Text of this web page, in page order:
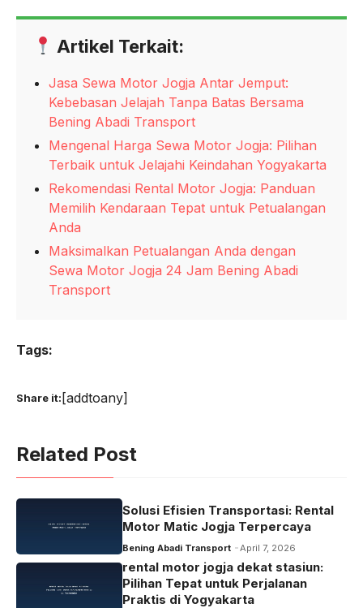
Artikel Terkait:
Jasa Sewa Motor Jogja Antar Jemput:
Kebebasan Jelajah Tanpa Batas Bersama
Bening Abadi Transport
Mengenal Harga Sewa Motor Jogja: Pilihan
Terbaik untuk Jelajahi Keindahan Yogyakarta
Rekomendasi Rental Motor Jogja: Panduan
Memilih Kendaraan Tepat untuk Petualangan
Anda
Maksimalkan Petualangan Anda dengan
Sewa Motor Jogja 24 Jam Bening Abadi
Transport
Tags:
Share it: [addtoany]
Related Post
Solusi Efisien Transportasi: Rental
Motor Matic Jogja Terpercaya
Bening Abadi Transport April 7, 2026
rental motor jogja dekat stasiun:
Pilihan Tepat untuk Perjalanan
Praktis di Yogyakarta